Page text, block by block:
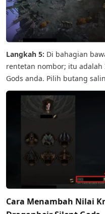
Langkah 5: Di bahagian
rentetan nombor; itu
Gods anda. Pilih butang
Cara Menambah Nilai